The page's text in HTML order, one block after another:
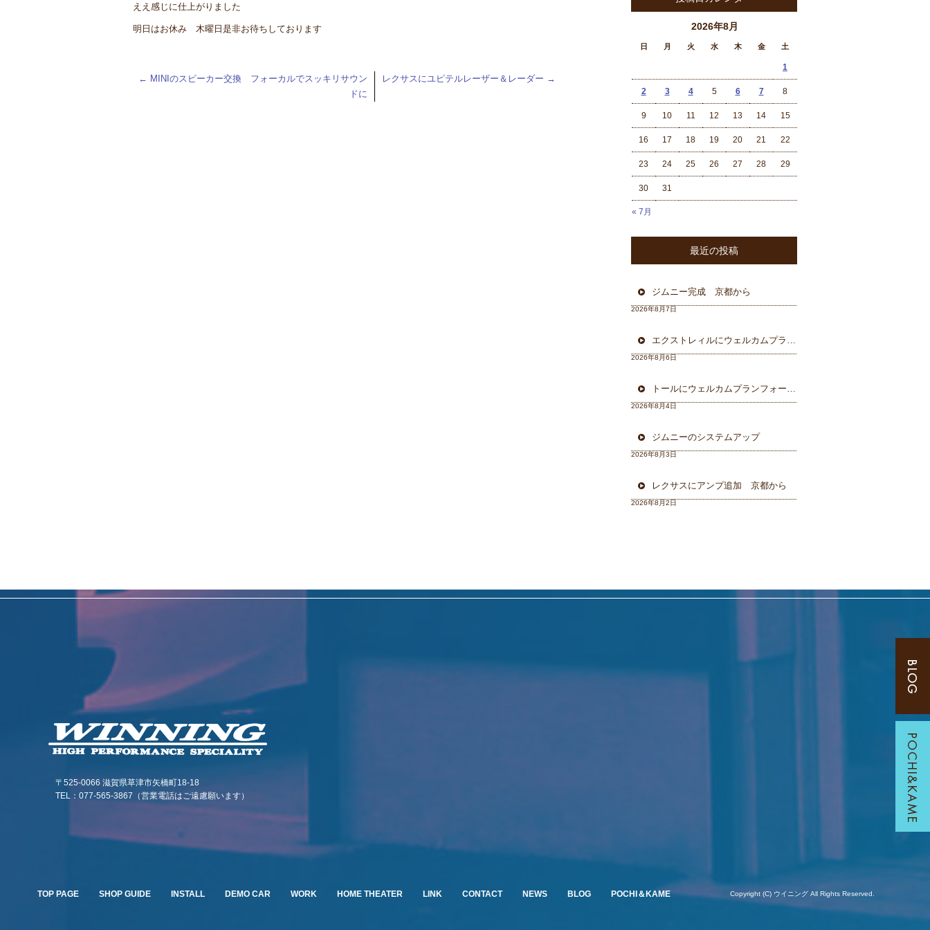
ええ感じに仕上がりました
明日はお休み 木曜日是非お待ちしております
← MINIのスピーカー交換 フォーカルでスッキリサウン
ドに
レクサスにユピテルレーザー＆レーダー →
2026年8月
日 月 火 水 木 金 土
« 7月
1
2 3 4 5 6 7 8
9 10 11 12 13 14 15
16 17 18 19 20 21 22
23 24 25 26 27 28 29
30 31
最近の投稿
ジムニー完成 京都から
2026年8月7日
エクストレィルにウェルカムプラン フォーカル三重県から
2026年8月6日
トールにウェルカムプランフォーカルスピーカー＆ウーハー
2026年8月4日
ジムニーのシステムアップ
2026年8月3日
レクサスにアンプ追加 京都から
2026年8月2日
TOP PAGE SHOP GUIDE INSTALL DEMO CAR WORK HOME THEATER LINK CONTACT NEWS BLOG POCHI＆KAME
〒525-0066 滋賀県草津市矢橋町18-18
TEL：077-565-3867（営業電話はご遠慮願います）
Copyright (C) ウイニング All Rights Reserved.